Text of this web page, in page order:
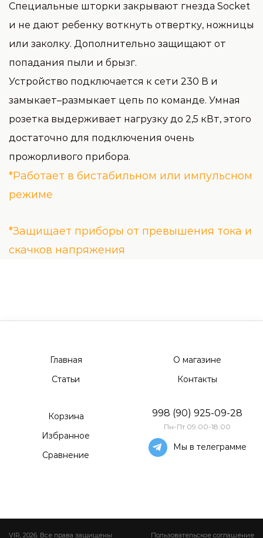
Специальные шторки закрывают гнезда Socket
и не дают ребенку воткнуть отвертку, ножницы
или заколку. Дополнительно защищают от
попадания пыли и брызг.
Устройство подключается к сети 230 В и
замыкает–размыкает цепь по команде. Умная
розетка выдерживает нагрузку до 2,5 кВт, этого
достаточно для подключения очень
прожорливого прибора.
*Работает в бистабильном или импульсном
режиме
*Защищает приборы от превышения тока и
скачков напряжения
Главная
Статьи
О магазине
Контакты
Корзина
Избранное
Сравнение
998 (90) 925-09-28
Пн-Пт 09:00-18:00
Мы в телеграмме
VIR, 2026. Все права защищены Пользовательское соглашение